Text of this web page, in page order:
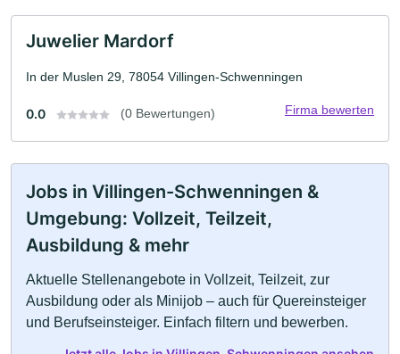
Juwelier Mardorf
In der Muslen 29, 78054 Villingen-Schwenningen
0.0 (0 Bewertungen) Firma bewerten
Jobs in Villingen-Schwenningen &
Umgebung: Vollzeit, Teilzeit,
Ausbildung & mehr
Aktuelle Stellenangebote in Vollzeit, Teilzeit, zur
Ausbildung oder als Minijob – auch für Quereinsteiger
und Berufseinsteiger. Einfach filtern und bewerben.